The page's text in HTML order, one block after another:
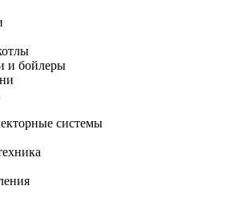
и бойлеры
системы